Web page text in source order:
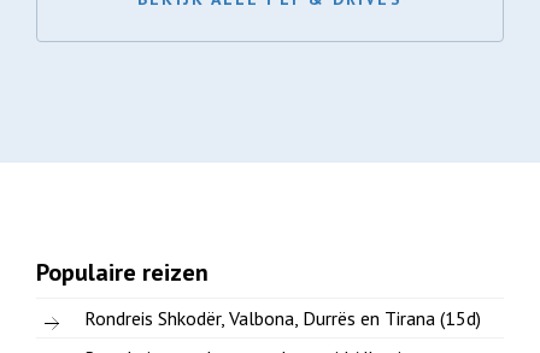
Populaire reizen
Rondreis Shkodër, Valbona, Durrës en Tirana (15d)